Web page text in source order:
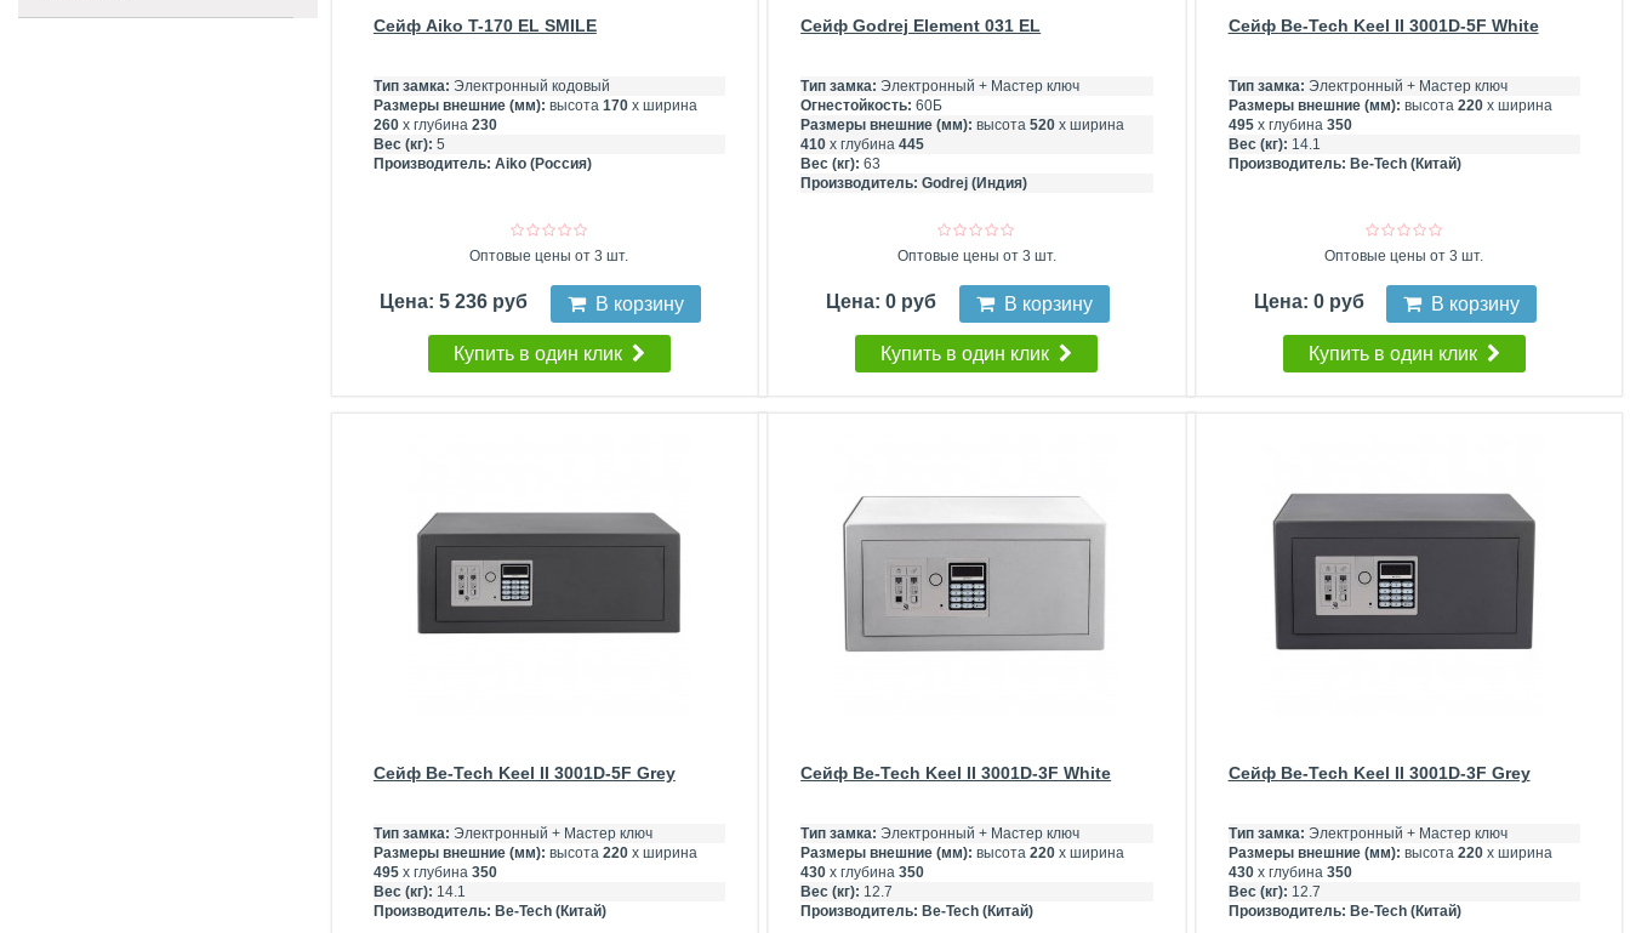
Сейф Aiko T-170 EL SMILE
Тип замка: Электронный кодовый
Размеры внешние (мм): высота 170х ширина
260х глубина 230
Вес (кг): 5
Производитель: Aiko (Россия)
Оптовые цены от 3 шт.
Цена: 5 236 руб В корзину
Купить в один клик
Сейф Godrej Element 031 EL
Тип замка: Электронный + Мастер ключ
Огнестойкость: 60Б
Размеры внешние (мм): высота520 х ширина
410 х глубина445
Вес (кг): 63
Производитель:Godrej (Индия)
Оптовые цены от 3 шт.
Цена: 0 руб В корзину
Купить в один клик
Сейф Be-Tech Keel II 3001D-5F White
Тип замка: Электронный + Мастер ключ
Размеры внешние (мм): высота 220х ширина
495х глубина 350
Вес (кг): 14.1
Производитель: Be-Tech (Китай)
Оптовые цены от 3 шт.
Цена: 0 руб В корзину
Купить в один клик
Сейф Be-Tech Keel II 3001D-5F Grey
Тип замка: Электронный + Мастер ключ
Размеры внешние (мм): высота 220х ширина
495х глубина 350
Вес (кг): 14.1
Производитель: Be-Tech (Китай)
Сейф Be-Tech Keel II 3001D-3F White
Тип замка: Электронный + Мастер ключ
Размеры внешние (мм): высота220 х ширина
430 х глубина350
Вес (кг): 12.7
Производитель: Be-Tech (Китай)
Сейф Be-Tech Keel II 3001D-3F Grey
Тип замка: Электронный + Мастер ключ
Размеры внешние (мм): высота 220х ширина
430х глубина 350
Вес (кг): 12.7
Производитель: Be-Tech (Китай)